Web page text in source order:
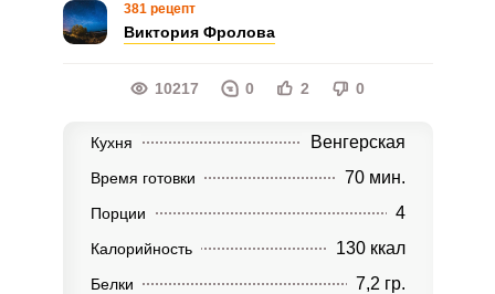
381 рецепт
Виктория Фролова
10217 0 2 0
Кухня Венгерская
Время готовки 70 мин.
Порции 4
Калорийность 130 ккал
Белки 7,2 гр.